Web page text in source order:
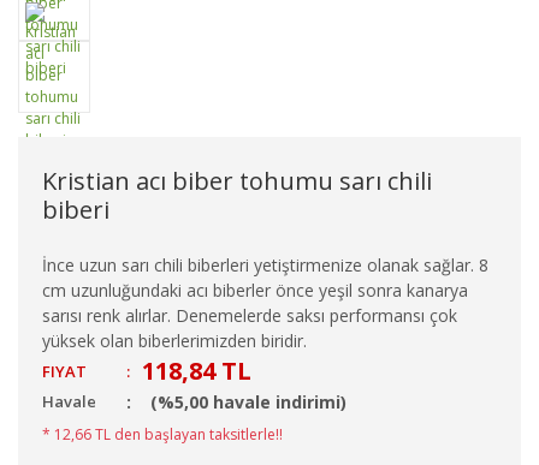
Kristian acı biber tohumu sarı chili
biberi
İnce uzun sarı chili biberleri yetiştirmenize olanak sağlar. 8
cm uzunluğundaki acı biberler önce yeşil sonra kanarya
sarısı renk alırlar. Denemelerde saksı performansı çok
yüksek olan biberlerimizden biridir.
FIYAT : 118,84 TL
Havale (%5,00 havale indirimi)
* 12,66 TL den başlayan taksitlerle!!